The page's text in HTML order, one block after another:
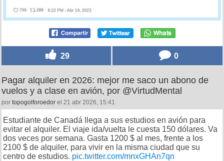
29 0
Pagar alquiler en 2026: mejor me saco un abono de
vuelos y a clase en avión, por @VirtudMental
por topogolforoedor el 21 abr 2026, 15:41
Estudiante de Canadá llega a sus estudios en avión para
evitar el alquiler. El viaje ida/vuelta le cuesta 150 dólares. Va
dos veces por semana. Gasta 1200 $ al mes, frente a los
2100 $ de alquiler, para vivir en la misma ciudad que su
centro de estudios. pic.twitter.com/mnxGHAn7qn